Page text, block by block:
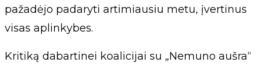
pažadėjo padaryti artimiausiu metu, įvertinus
visas aplinkybes.
Kritiką dabartinei koalicijai su „Nemuno aušra“